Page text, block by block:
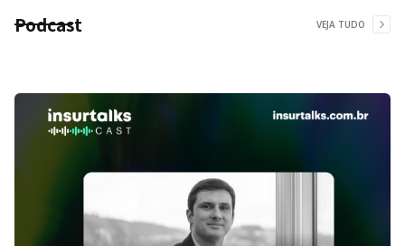
Podcast VEJA TUDO